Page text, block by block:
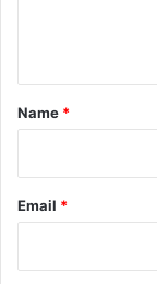
*
Name *
Email *